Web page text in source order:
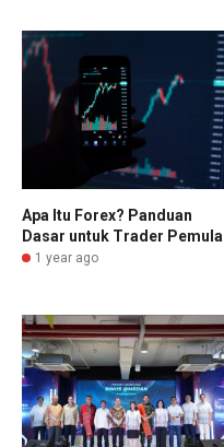
Apa Itu Forex? Panduan
Dasar untuk Trader Pemula
1 year ago